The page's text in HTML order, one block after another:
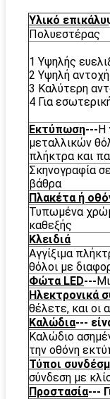
Υλικό
Πολυεστέρας
1 Υψηλής
2 Υψηλή
3 Καλύτερη
4 Για
Εκτύπωση---Η
μεταλλικών
πλήκτρα και
Σκηνογραφία σε
βάθρα
Πλακέτα ή
Τυπωμένα
καθεξής
Κλειδιά
Αγγίξιμα
θόλοι με
Φώτα LED---
Ηλεκτρονικά
θέλετε, και οι
Καλώδια---
Καλώδιο
την οθόνη
Τύποι
σύνδεση με
Προστασία---